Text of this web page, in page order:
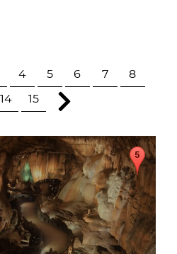
4 5 6 7 8
14 15